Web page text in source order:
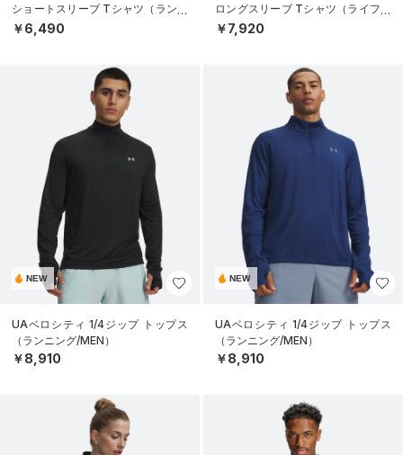
ショートスリーブ Tシャツ（ランニ
ング/MEN）
￥6,490
ロングスリーブ Tシャツ（ライフス
タイル/MEN）
￥7,920
NEW
UAベロシティ 1/4ジップ トップス
（ランニング/MEN）
￥8,910
NEW
UAベロシティ 1/4ジップ トップス
（ランニング/MEN）
￥8,910